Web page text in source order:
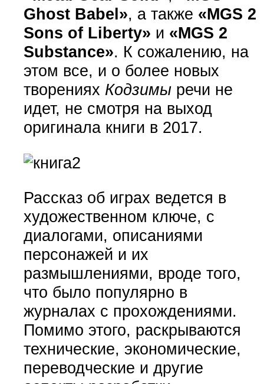
Ghost Babel», а также «MGS 2
Sons of Liberty» и «MGS 2
Substance». К сожалению, на
этом все, и о более новых
творениях Кодзимыречи не
идет, не смотря на выход
оригинала книги в 2017.
Рассказ об играх ведется в
художественном ключе, с
диалогами, описаниями
персонажей и их
размышлениями, вроде того,
что было популярно в
журналах с прохождениями.
Помимо этого, раскрываются
технические, экономические,
переводческие и другие